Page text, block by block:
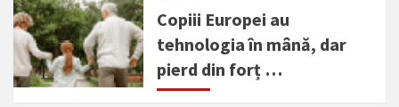
Copiii Europei au
tehnologia în mână, dar
pierd din forț …